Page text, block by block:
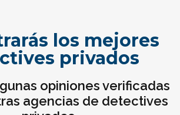
los mejores
privados
opiniones verificadas
agencias de detectives
caso quieres investigar?